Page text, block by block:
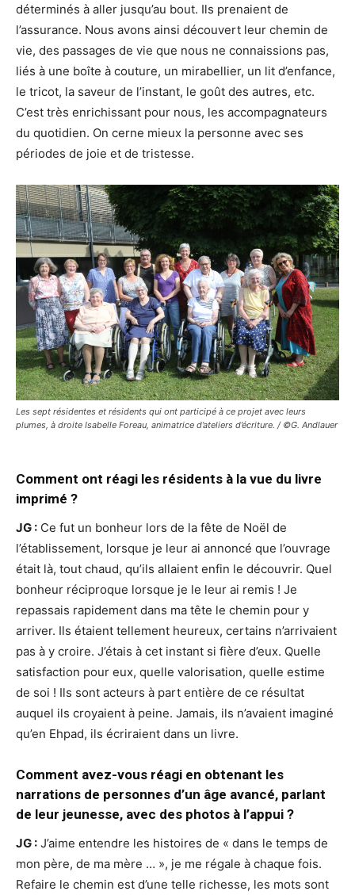
déterminés à aller jusqu’au bout. Ils prenaient de
l’assurance. Nous avons ainsi découvert leur chemin de
vie, des passages de vie que nous ne connaissions pas,
liés à une boîte à couture, un mirabellier, un lit d’enfance,
le tricot, la saveur de l’instant, le goût des autres, etc.
C’est très enrichissant pour nous, les accompagnateurs
du quotidien. On cerne mieux la personne avec ses
périodes de joie et de tristesse.
Les sept résidentes et résidents qui ont participé à ce projet avec leurs
plumes, à droite Isabelle Foreau, animatrice d’ateliers d’écriture. / ©G. Andlauer
Comment ont réagi les résidents à la vue du livre
imprimé ?
JG : Ce fut un bonheur lors de la fête de Noël de
l’établissement, lorsque je leur ai annoncé que l’ouvrage
était là, tout chaud, qu’ils allaient enfin le découvrir. Quel
bonheur réciproque lorsque je le leur ai remis ! Je
repassais rapidement dans ma tête le chemin pour y
arriver. Ils étaient tellement heureux, certains n’arrivaient
pas à y croire. J’étais à cet instant si fière d’eux. Quelle
satisfaction pour eux, quelle valorisation, quelle estime
de soi ! Ils sont acteurs à part entière de ce résultat
auquel ils croyaient à peine. Jamais, ils n’avaient imaginé
qu’en Ehpad, ils écriraient dans un livre.
Comment avez-vous réagi en obtenant les
narrations de personnes d’un âge avancé, parlant
de leur jeunesse, avec des photos à l’appui ?
JG : J’aime entendre les histoires de « dans le temps de
mon père, de ma mère … », je me régale à chaque fois.
Refaire le chemin est d’une telle richesse, les mots sont